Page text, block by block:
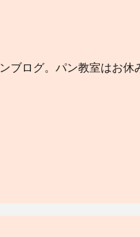
ブログ。パン教室はお休